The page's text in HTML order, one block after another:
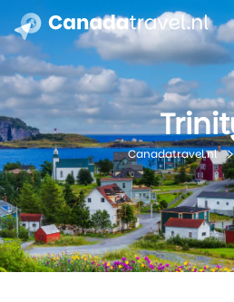
Canadatravel.nl